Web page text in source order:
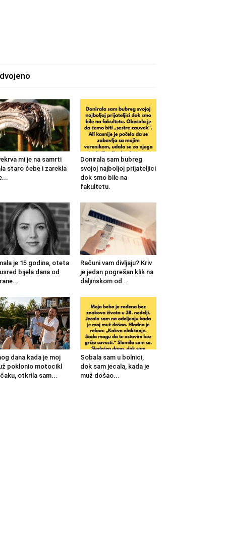
mi je na samrti
staro ćebe i zarekla
Donirala sam bubreg
svojoj najboljoj prijateljici
dok smo bile na
fakultetu.
je 15 godina, oteta
bijela dana od
Računi vam divljaju? Kriv
je jedan pogrešan klik na
daljinskom od...
dana kada je moj
poklonio motocikl
otkrila sam...
Sobala sam u bolnici,
dok sam jecala, kada je
muž došao...